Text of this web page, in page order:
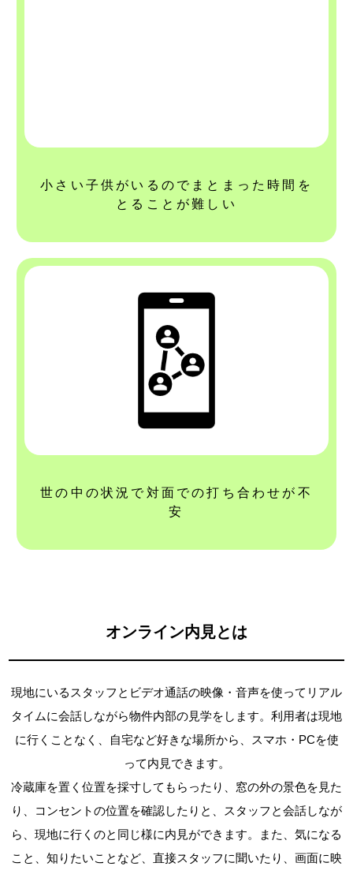
小さい子供がいるのでまとまった時間を
とることが難しい
世の中の状況で対面での打ち合わせが不
安
オンライン内見とは
現地にいるスタッフとビデオ通話の映像・音声を使ってリアル
タイムに会話しながら物件内部の見学をします。利用者は現地
に行くことなく、自宅など好きな場所から、スマホ・PCを使
って内見できます。
冷蔵庫を置く位置を採寸してもらったり、窓の外の景色を見た
り、コンセントの位置を確認したりと、スタッフと会話しなが
ら、現地に行くのと同じ様に内見ができます。また、気になる
こと、知りたいことなど、直接スタッフに聞いたり、画面に映